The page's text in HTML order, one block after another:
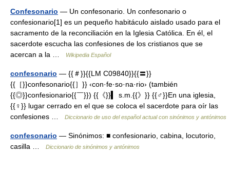
Confesonario — Un confesonario. Un confesonario o
confesionario[1] es un pequeño habitáculo aislado usado para el
sacramento de la reconciliación en la Iglesia Católica. En él, el
sacerdote escucha las confesiones de los cristianos que se
acercan a la …
Wikipedia Español
confesonario — {{＃}}{{LM C09840}}{{〓}}
{{［}}confesonario{{］}} ‹con·fe·so·na·rio› (también
{{◎}}confesionario{{￣}}) {{《}}▍ s.m.{{》}} {{♂}}En una iglesia,
{{♀}} lugar cerrado en el que se coloca el sacerdote para oír las
confesiones …
Diccionario de uso del español actual con sinónimos y antónimos
confesonario — Sinónimos: ■ confesionario, cabina, locutorio,
casilla …
Diccionario de sinónimos y antónimos